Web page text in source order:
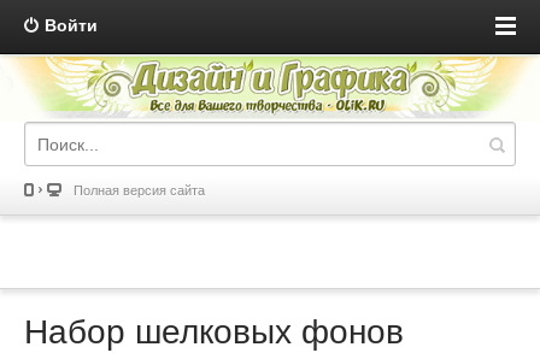
Войти
Полная версия сайта
Набор шелковых фонов